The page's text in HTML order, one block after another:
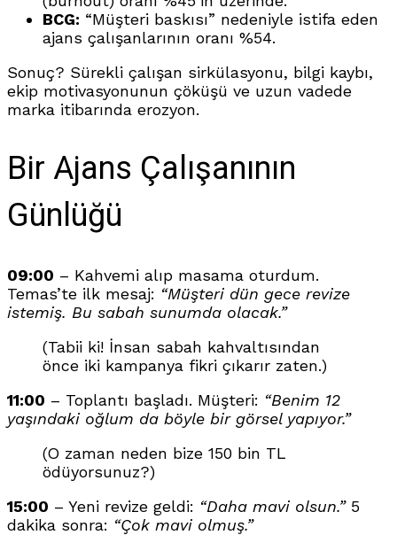
BCG: “Müşteri baskısı” nedeniyle istifa eden
ajans çalışanlarının oranı %54.
Sonuç? Sürekli çalışan sirkülasyonu, bilgi kaybı,
ekip motivasyonunun çöküşü ve uzun vadede
marka itibarında erozyon.
Bir Ajans Çalışanının
Günlüğü
09:00 – Kahvemi alıp masama oturdum.
Temas’te ilk mesaj: “Müşteri dün gece revize
istemiş. Bu sabah sunumda olacak.”
(Tabii ki! İnsan sabah kahvaltısından
önce iki kampanya fikri çıkarır zaten.)
11:00 – Toplantı başladı. Müşteri: “Benim 12
yaşındaki oğlum da böyle bir görsel yapıyor.”
(O zaman neden bize 150 bin TL
ödüyorsunuz?)
15:00 – Yeni revize geldi: “Daha mavi olsun.”5
dakika sonra: “Çok mavi olmuş.”